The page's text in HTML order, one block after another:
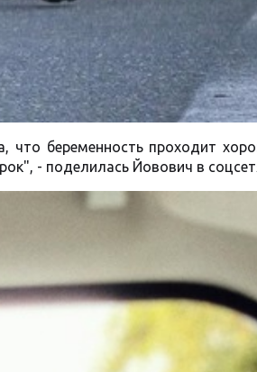
что беременность проходит
- поделилась Йовович в